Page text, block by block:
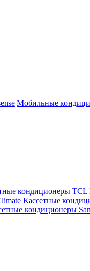
Мобильные
кондиционеры TCL
Кассетные
кондиционеры